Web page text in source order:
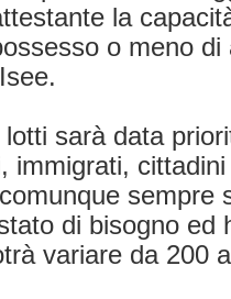
la
o meno
lotti sarà data
immigrati,
sempre
di bisogno ed
variare da 200